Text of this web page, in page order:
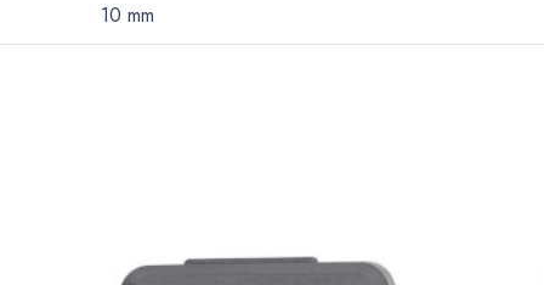
10 mm